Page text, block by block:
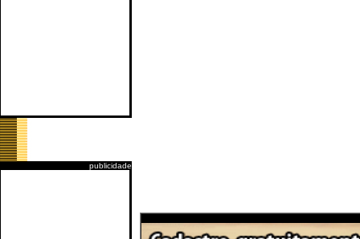
publicidade